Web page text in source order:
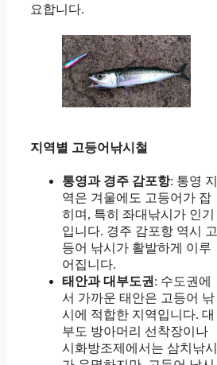
요합니다.
지역별 고등어낚시철
통영과 경주 감포항: 통영 지
역은 겨울에도 고등어가 잡
히며, 특히 좌대낚시가 인기
입니다. 경주 감포항 역시 고
등어 낚시가 활발하게 이루
어집니다.
태안과 대부도권 : 수도권에
서 가까운 태안은 고등어 낚
시에 적합한 지역입니다. 대
부도 방아머리 선착장이나
시화방조제에서는 삼치낚시